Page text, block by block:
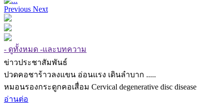
Previous Next
- ดูทั้งหมด -และบทความ
ข่าวประชาสัมพันธ์
ปวดคอชาร้าวลงแขน อ่อนแรง เดินลำบาก .....
หมอนรองกระดูกคอเสื่อม Cervical degenerative disc disease
อ่านต่อ